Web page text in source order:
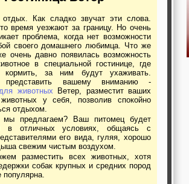
легкая
и
отдых:
фитнес,
боулинг,
и
время уезжают за границу. Но очень
проблема, когда нет возможности
своего домашнего любимца. Что же
очень давно появилась возможность
в специальной гостинице, где
кормить, за ним будут ухаживать.
представить вашему вниманию -
животных Ветер, разместит ваших
у себя, позволив спокойно
отдыхом.
в отличных условиях, общаясь с
его вида, гуляя, хорошо
свежим чистым воздухом.
собак крупных и средних пород
популярна.